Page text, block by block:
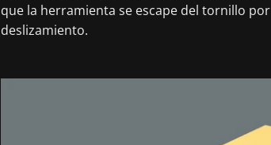
que la herramienta se escape del tornillo por
deslizamiento.